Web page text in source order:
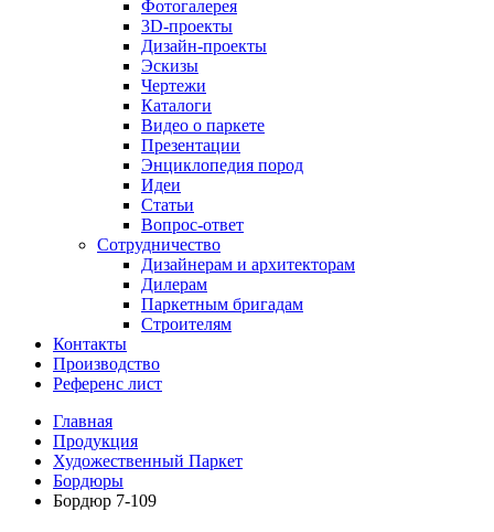
Фотогалерея
3D-проекты
Дизайн-проекты
Эскизы
Чертежи
Каталоги
Видео о паркете
Презентации
Энциклопедия пород
Идеи
Статьи
Вопрос-ответ
Сотрудничество
Дизайнерам и архитекторам
Дилерам
Паркетным бригадам
Строителям
Контакты
Производство
Референс лист
Главная
Продукция
Художественный Паркет
Бордюры
Бордюр 7-109